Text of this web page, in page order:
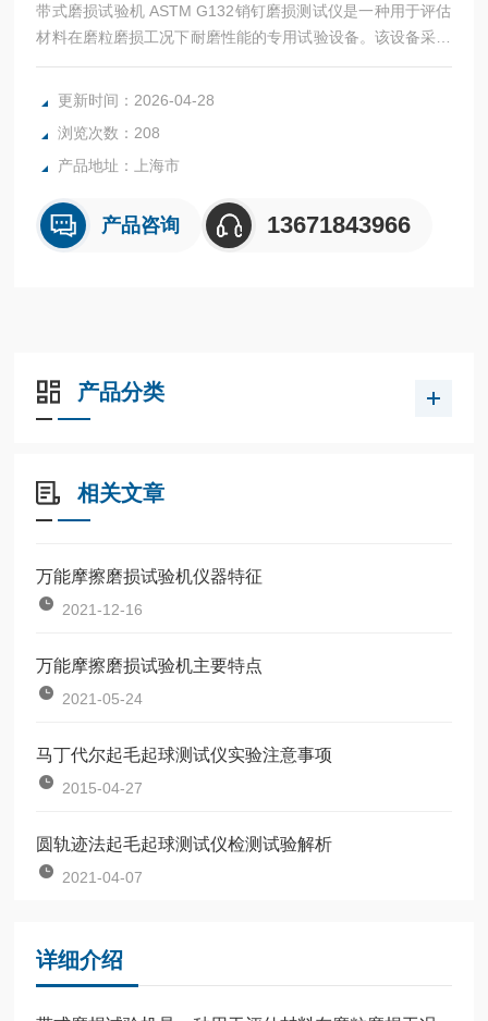
带式磨损试验机 ASTM G132销钉磨损测试仪是一种用于评估
材料在磨粒磨损工况下耐磨性能的专用试验设备。该设备采用
旋转试验销—旋转磨带的测试结构
更新时间：2026-04-28
浏览次数：208
产品地址：上海市
产品咨询 13671843966
产品分类
相关文章
万能摩擦磨损试验机仪器特征
2021-12-16
万能摩擦磨损试验机主要特点
2021-05-24
马丁代尔起毛起球测试仪实验注意事项
2015-04-27
圆轨迹法起毛起球测试仪检测试验解析
2021-04-07
详细介绍